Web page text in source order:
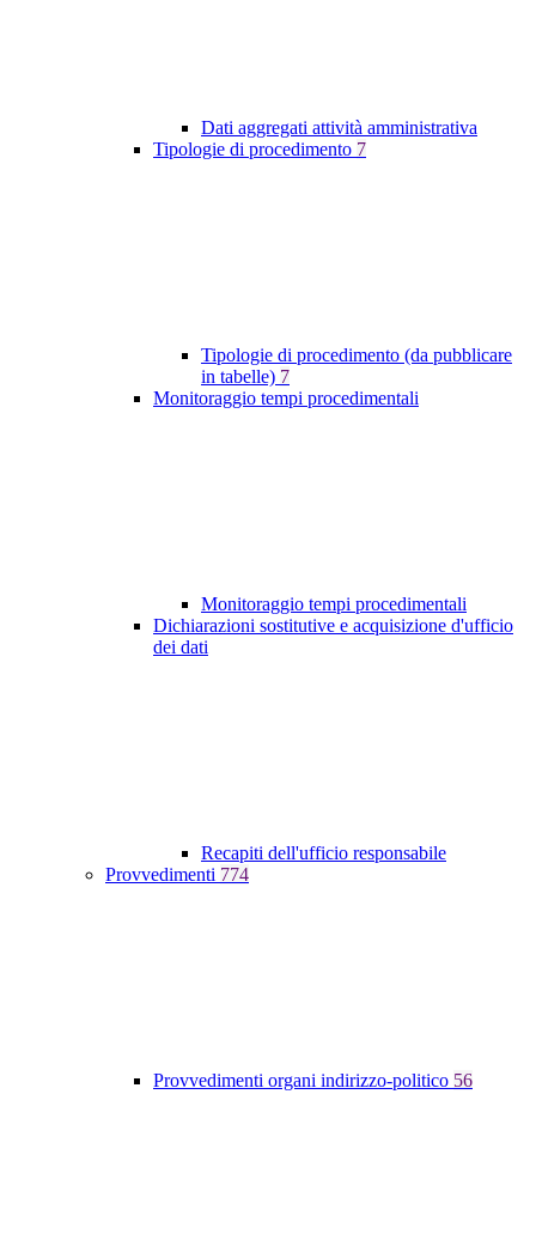
Dati aggregati attività amministrativa
Tipologie di procedimento 7
Tipologie di procedimento (da pubblicare
in tabelle) 7
Monitoraggio tempi procedimentali
Monitoraggio tempi procedimentali
Dichiarazioni sostitutive e acquisizione d'ufficio
dei dati
Recapiti dell'ufficio responsabile
Provvedimenti 774
Provvedimenti organi indirizzo-politico 56